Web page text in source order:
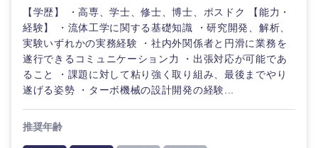
高知県
【学歴】 ・高専、学士、修士、博士、ポスドク 【能力・
経験】 ・流体工学に関する基礎知識 ・研究開発、解析、
実験いずれかの実務経験 ・社内外関係者と円滑に業務を
遂行できるコミュニケーション力 ・出張対応が可能であ
ること ・課題に対して粘り強く取り組み、最後までやり
遂げる姿勢 ・ターボ機械の設計開発の経験...
推奨年齢